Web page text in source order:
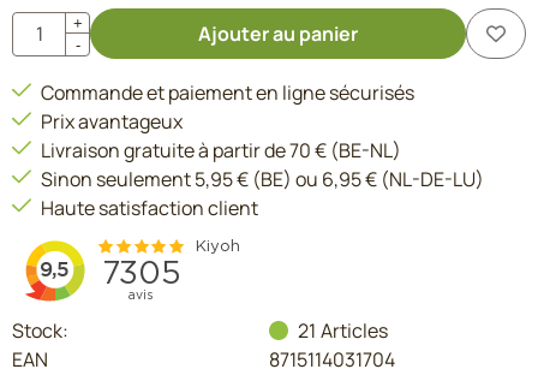
Quantité
+
-
Ajouter au panier
Commande et paiement en ligne sécurisés
Prix avantageux
Livraison gratuite à partir de 70 € (BE-NL)
Sinon seulement 5,95 € (BE) ou 6,95 € (NL-DE-LU)
Haute satisfaction client
Stock: 21 Articles
EAN
8715114031704